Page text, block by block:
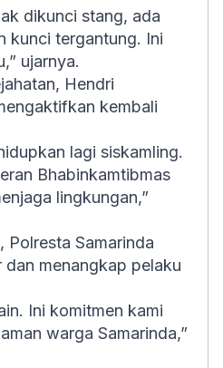
dikunci stang, ada
kunci tergantung. Ini
ujarnya.
Hendri
kembali
lagi siskamling.
Bhabinkamtibmas
lingkungan,”
Polresta Samarinda
dan menangkap pelaku
Ini komitmen kami
warga Samarinda,”